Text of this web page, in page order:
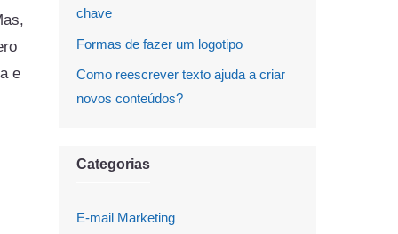
e
chave
Formas de fazer um logotipo
Como reescrever texto ajuda a criar
novos conteúdos?
Categorias
E-mail Marketing